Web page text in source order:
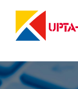
contenido